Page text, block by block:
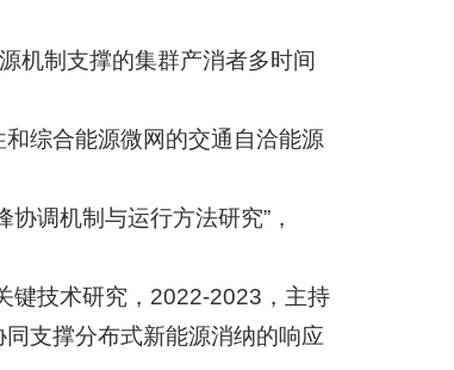
机制支撑的集群产消者多时间
综合能源微网的交通自洽能源
调机制与运行方法研究”，
键技术研究，2022-2023，主持
支撑分布式新能源消纳的响应